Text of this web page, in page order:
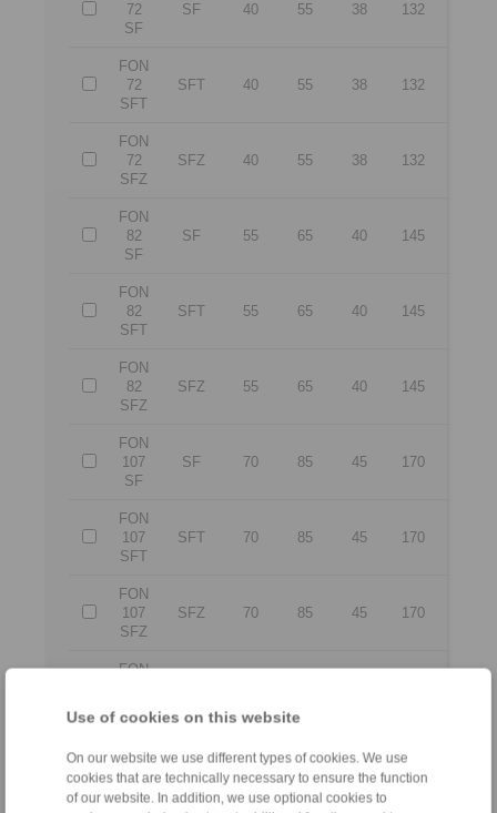
Use of cookies on this website
On our website we use different types of cookies. We use
cookies that are technically necessary to ensure the function
of our website. In addition, we use optional cookies to
72
SF
SF 40 55 38 132
FON
72
SFT
SFT 40 55 38 132
FON
72
SFZ
SFZ 40 55 38 132
FON
82
SF
SF 55 65 40 145
FON
82
SFT
SFT 55 65 40 145
FON
82
SFZ
SFZ 55 65 40 145
FON
107
SF
SF 70 85 45 170
FON
107
SFT
SFT 70 85 45 170
FON
107
SFZ
SFZ 70 85 45 170
FON
127
SFT
SFT 90 100 68 200